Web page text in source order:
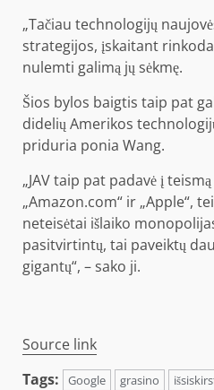
„Tačiau technologijų
strategijos, įskaitant
nulemti galimą jų sėkmę.
Šios bylos baigtis taip pat
didelių Amerikos
priduria ponia Wang.
„JAV taip pat padavė į
„Amazon.com“ ir „Apple“,
neteisėtai išlaiko
pasitvirtintų, tai paveiktų
gigantų“, – sako ji.
Source link
Tags:
Google grasino